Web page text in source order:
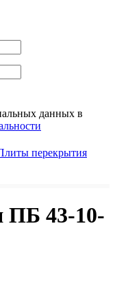
данных в
перекрытия
ПБ 43-10-